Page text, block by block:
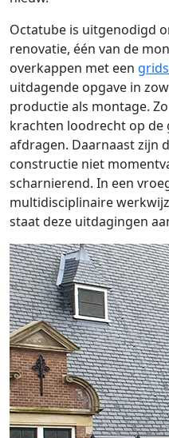
Octatube is uitgenodigd
renovatie, één van de
overkappen met een
uitdagende opgave in
productie als montage.
krachten loodrecht op de
afdragen. Daarnaast zijn
constructie niet
scharnierend. In een
multidisciplinaire
staat deze uitdagingen